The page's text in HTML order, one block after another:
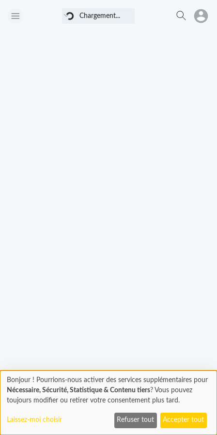
Chargement... Chargement...
Chargement
En cours...
Bonjour ! Pourrions-nous activer des services supplémentaires pour
Nécessaire, Sécurité, Statistique & Contenu tiers? Vous pouvez
toujours modifier ou retirer votre consentement plus tard.
Laissez-moi choisir Refuser tout Accepter tout